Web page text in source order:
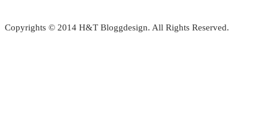
Copyrights © 2014 H&T Bloggdesign. All Rights Reserved.